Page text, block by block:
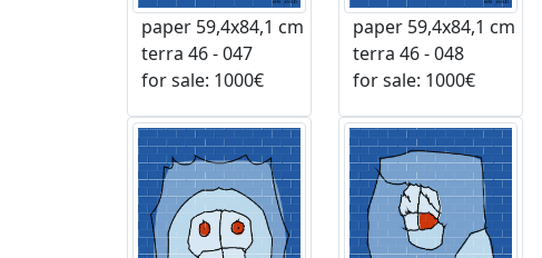
paper 59,4x84,1 cm
terra 46 - 047
for sale: 1000€
paper 59,4x84,1 cm
terra 46 - 048
for sale: 1000€